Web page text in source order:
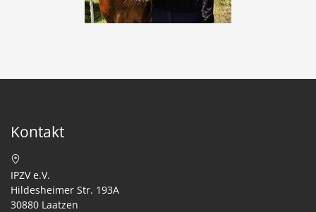
Kontakt
IPZV e.V.
Hildesheimer Str. 193A
30880 Laatzen